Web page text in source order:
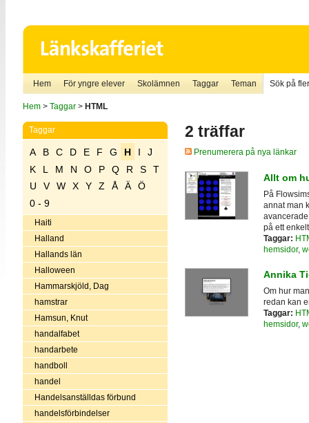
Hem För yngre elever Skolämnen Taggar Teman Sök på
Hem> Taggar> HTML
Taggar
A B C D E F G H I
J
K
L M N O P Q R S
T
U
V W X Y Z Å Ä
Ö
0 - 9
Haiti
Halland
Hallands län
Halloween
Hammarskjöld, Dag
hamstrar
Hamsun, Knut
handalfabet
handarbete
handboll
handel
Handelsanställdas förbund
handelsförbindelser
2 träffar
Prenumerera på nya länkar
Allt om
På
annat man
på ett
Taggar:
hemsidor,
Annika
Om hur
redan kan
Taggar:
hemsidor,